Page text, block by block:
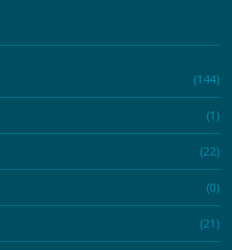
(144)
(1)
(22)
(0)
(21)